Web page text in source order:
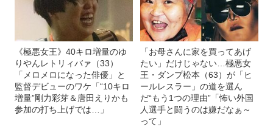
《極悪女王》40キロ増量のゆ
りやんレトリィバァ（33）
「メロメロになった俳優」と
監督デビューのワケ「“10キロ
増量”剛力彩芽＆唐田えりかも
参加の打ち上げでは…」
「お母さんに家を買ってあげ
たい」だけじゃない…極悪女
王・ダンプ松本（63）が「ヒ
ールレスラー」の道を選ん
だ“もう1つの理由”「怖い外国
人選手と闘うのは嫌だなぁ～
って」